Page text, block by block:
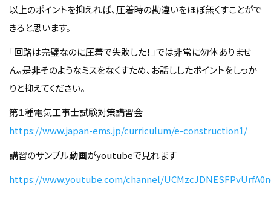
以上のポイントを抑えれば、圧着時の勘違いをほぼ無くすことがで
きると思います。
「回路は完璧なのに圧着で失敗した！」では非常に勿体ありませ
ん。是非そのようなミスをなくすため、お話ししたポイントをしっか
りと抑えてください。
第１種電気工事士試験対策講習会
https://www.japan-ems.jp/curriculum/e-construction1/
講習のサンプル動画がyoutubeで見れます
https://www.youtube.com/channel/